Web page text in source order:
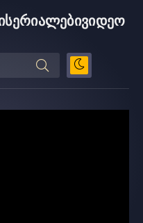
სერიალებივიდეო